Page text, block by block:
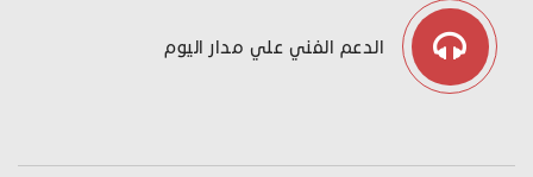
الدعم الفني علي مدار اليوم